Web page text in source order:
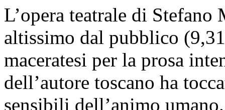
L’opera teatrale di
altissimo dal pubblico
maceratesi per la prosa
dell’autore toscano ha
sensibili dell’animo